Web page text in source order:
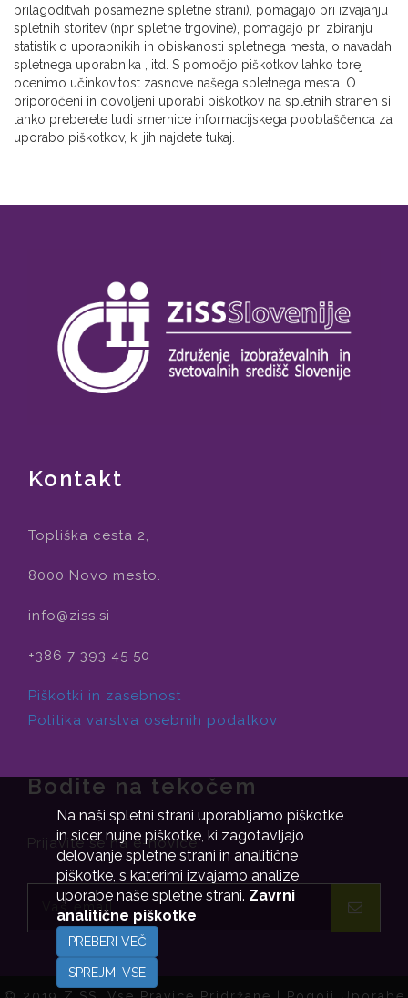
Na naši spletni strani uporabljamo piškotke
in sicer nujne piškotke, ki zagotavljajo
delovanje spletne strani in analitične
piškotke, s katerimi izvajamo analize
uporabe naše spletne strani. Zavrni
analitične piškotke
PREBERI VEČ
SPREJMI VSE
prilagoditvah posamezne spletne strani), pomagajo pri izvajanju
spletnih storitev (npr spletne trgovine), pomagajo pri zbiranju
statistik o uporabnikih in obiskanosti spletnega mesta, o navadah
spletnega uporabnika , itd. S pomočjo piškotkov lahko torej
ocenimo učinkovitost zasnove našega spletnega mesta. O
priporočeni in dovoljeni uporabi piškotkov na spletnih straneh si
lahko preberete tudi smernice informacijskega pooblaščenca za
uporabo piškotkov, ki jih najdete tukaj.
Kontakt
Topliška cesta 2,
8000 Novo mesto.
info@ziss.si
+386 7 393 45 50
Piškotki in zasebnost
Politika varstva osebnih podatkov
Bodite na tekočem
Prijavite se na e-novice.